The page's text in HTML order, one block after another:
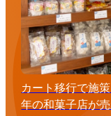
カート移行で施
年の和菓子店が